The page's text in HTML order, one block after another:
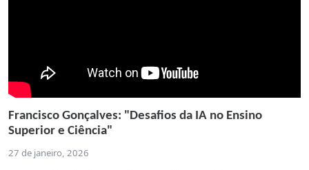
Francisco Gonçalves: "Desafios da IA no Ensino
Superior e Ciência"
27 de janeiro, 2026